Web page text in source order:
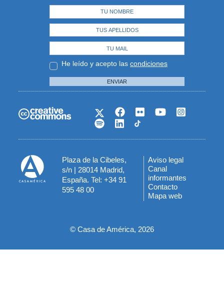
He leído y acepto las condiciones
ENVIAR
Plaza de la Cibeles,
s/n | 28014 Madrid,
España. Tel: +34 91
595 48 00
Menú
del
pie
Aviso legal
Canal
informantes
Contacto
Mapa web
© Casa de América, 2026